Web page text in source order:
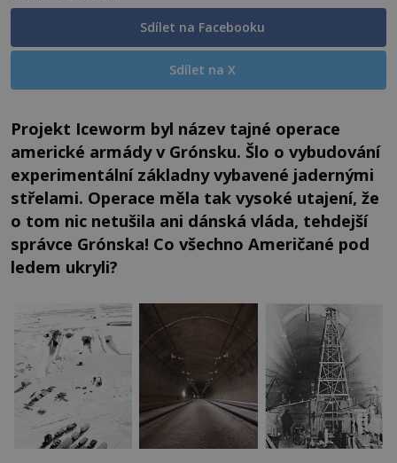
Sdílet na Facebooku
Sdílet na X
Projekt Iceworm byl název tajné operace
americké armády v Grónsku. Šlo o vybudování
experimentální základny vybavené jadernými
střelami. Operace měla tak vysoké utajení, že
o tom nic netušila ani dánská vláda, tehdejší
správce Grónska! Co všechno Američané pod
ledem ukryli?